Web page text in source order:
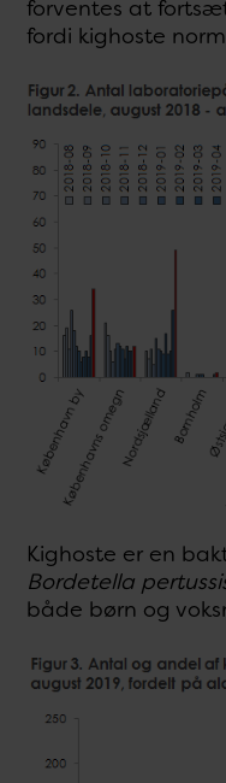
forventes at
fordi kighoste
Kighoste er en
Bordetella
både børn og